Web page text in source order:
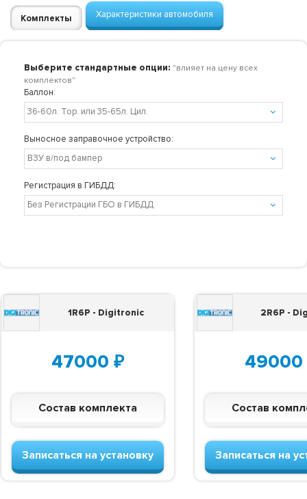
Комплекты Характеристики автомобиля
Выберите стандартные опции: "влияет на цену всех
комплектов"
Баллон:
Выносное заправочное устройство:
Регистрация в ГИБДД:
1R6P - Digitronic
47000 ₽
Состав комплекта
Записаться на установку
2R6P -
49000
Состав
Записаться на